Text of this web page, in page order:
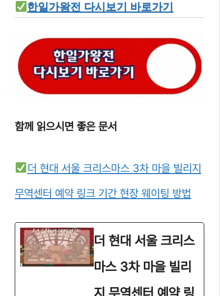
한일가왕전 다시보기 바로가기
함께 읽으시면 좋은 문서
더 현대 서울 크리스마스 3차 마을 빌리지
무역센터 예약 링크 기간 현장 웨이팅 방법
더 현대 서울 크리스
마스 3차 마을 빌리